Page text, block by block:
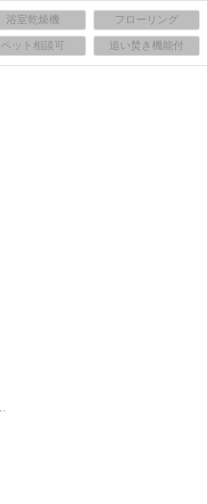
浴室乾燥機 フローリング
ペット相談可 追い焚き機能付